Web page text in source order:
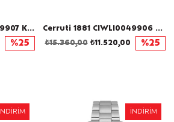
Cerruti 1881 CIWLI0049907 Kadın Kol Saati
%25
Cerruti 1881 CIWLI0049906 Kadın Kol Saati
₺11.520,00
₺15.360,00 %25
İNDIRIM İNDIRIM